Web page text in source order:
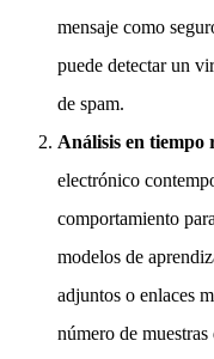
mensaje como
puede detectar un
de spam.
Análisis en tiempo
electrónico
comportamiento
modelos de
adjuntos o enlaces
número de